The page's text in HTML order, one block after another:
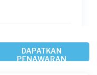
DAPATKAN
PENAWARAN